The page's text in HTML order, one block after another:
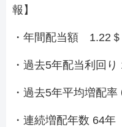
報】
・年間配当額 1.22＄
・過去5年配当利回り
・過去5年平均増配
・連続増配年数 64年